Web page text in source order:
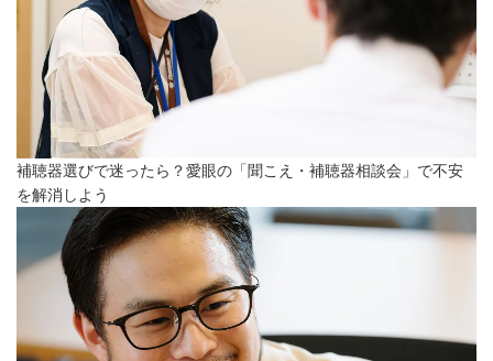
補聴器選びで迷ったら？愛眼の「聞こえ・補聴器相談会」で不安
を解消しよう